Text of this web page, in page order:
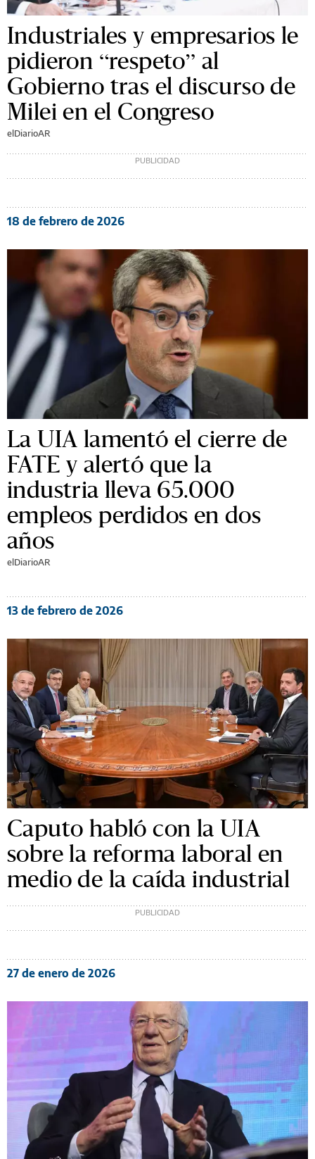
Industriales y empresarios le
pidieron “respeto” al
Gobierno tras el discurso de
Milei en el Congreso
elDiarioAR
18 de febrero de 2026
La UIA lamentó el cierre de
FATE y alertó que la
industria lleva 65.000
empleos perdidos en dos
años
elDiarioAR
13 de febrero de 2026
Caputo habló con la UIA
sobre la reforma laboral en
medio de la caída industrial
27 de enero de 2026